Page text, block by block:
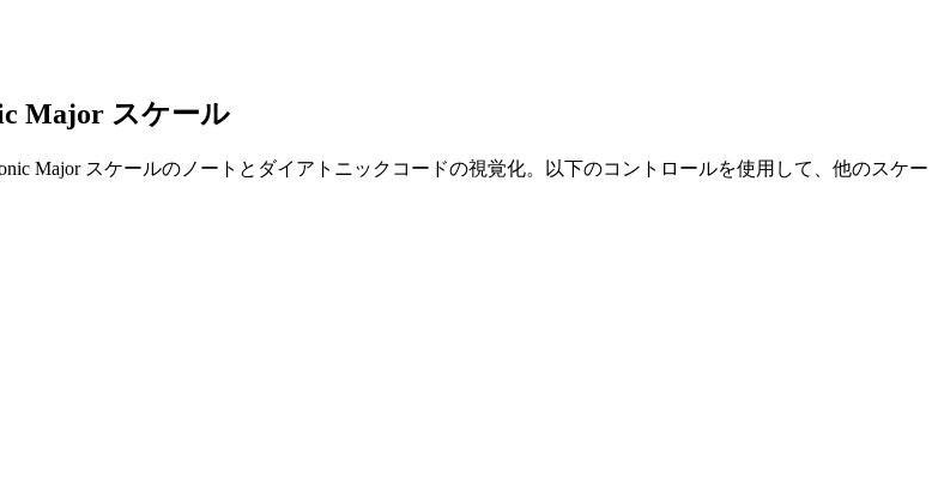
Major スケール
Major スケールのノートとダイアトニックコードの視覚化。以下のコントロールを使用して、他のスケー